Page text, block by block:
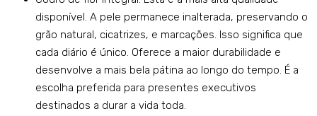
disponível. A pele permanece inalterada, preservando o
grão natural, cicatrizes, e marcações. Isso significa que
cada diário é único. Oferece a maior durabilidade e
desenvolve a mais bela pátina ao longo do tempo. É a
escolha preferida para presentes executivos
destinados a durar a vida toda.